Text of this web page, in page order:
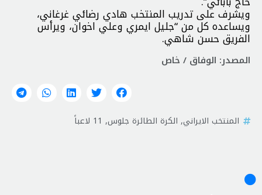
ويشرف على تدريب المنتخب هادي رضائي غرغاني،
ويساعده كل من “جليل ايمري وعلي اخوان، ويرأس
الفريق حسن شاهي.
المصدر: الوفاق / خاص
المنتخب الايراني, الكرة الطائرة جلوس, 11 لاعباً